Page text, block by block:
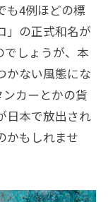
も4例ほどの標
」の正式和名が
でしょうが、本
かない風態にな
ンカーとかの貨
日本で放出され
かもしれませ